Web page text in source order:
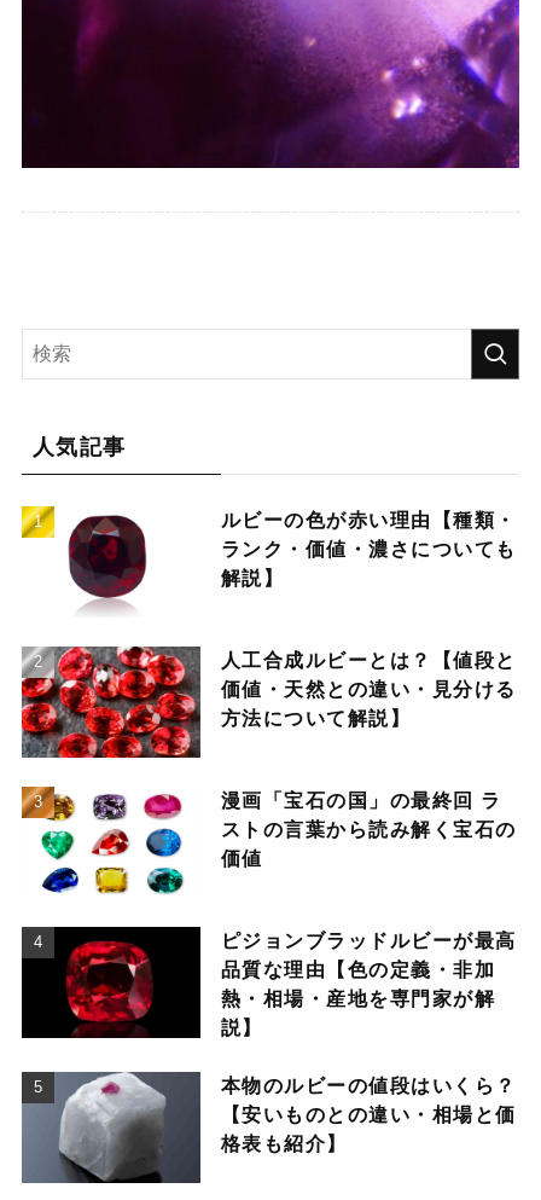
人気記事
ルビーの色が赤い理由【種類・
ランク・価値・濃さについても
解説】
人工合成ルビーとは？【値段と
価値・天然との違い・見分ける
方法について解説】
漫画「宝石の国」の最終回 ラ
ストの言葉から読み解く宝石の
価値
ピジョンブラッドルビーが最高
品質な理由【色の定義・非加
熱・相場・産地を専門家が解
説】
本物のルビーの値段はいくら？
【安いものとの違い・相場と価
格表も紹介】